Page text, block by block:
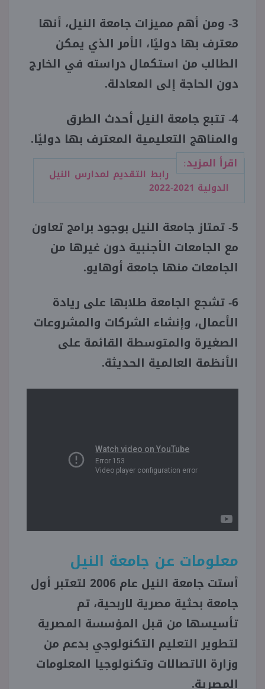
3- ومن أهم مميزات جامعة النيل، أنها
معترف بها دوليًا، الأمر الذي يمكن
الطالب من استكمال دراسته في الخارج
دون الحاجة إلى المعادلة.
4- تتبع جامعة النيل أحدث الطرق
والمناهج التعليمية المعترف بها دوليًا.
اقرأ المزيد:
رابط التقديم لمدارس النيل
الدولية 2021-2022
5- تمتاز جامعة النيل بوجود برامج تعاون
مع الجامعات الأجنبية دون غيرها من
الجامعات منها جامعة أوهايو.
6- تشجع الجامعة طلابها على ريادة
الأعمال، وإنشاء الشركات والمشروعات
الصغيرة والمتوسطة القائمة على
الأنظمة العالمية الحديثة.
معلومات عن جامعة النيل
أستت جامعة النيل عام 2006 لتعتبر أول
جامعة بحثية مصرية لاربحية، تم
تأسيسها من قبل المؤسسة المصرية
لتطوير التعليم التكنولوجي بدعم من
وزارة الاتصالات وتكنولوجيا المعلومات
المصرية.